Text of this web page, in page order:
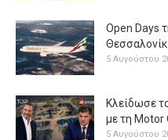
Open Days
5 Αυγούστου
Κλείδωσε
με τη Μotor
5 Αυγούστου